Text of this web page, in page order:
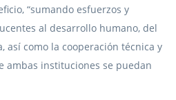
“sumando esfuerzos y
al desarrollo humano, del
así como la cooperación técnica y
ambas instituciones se puedan